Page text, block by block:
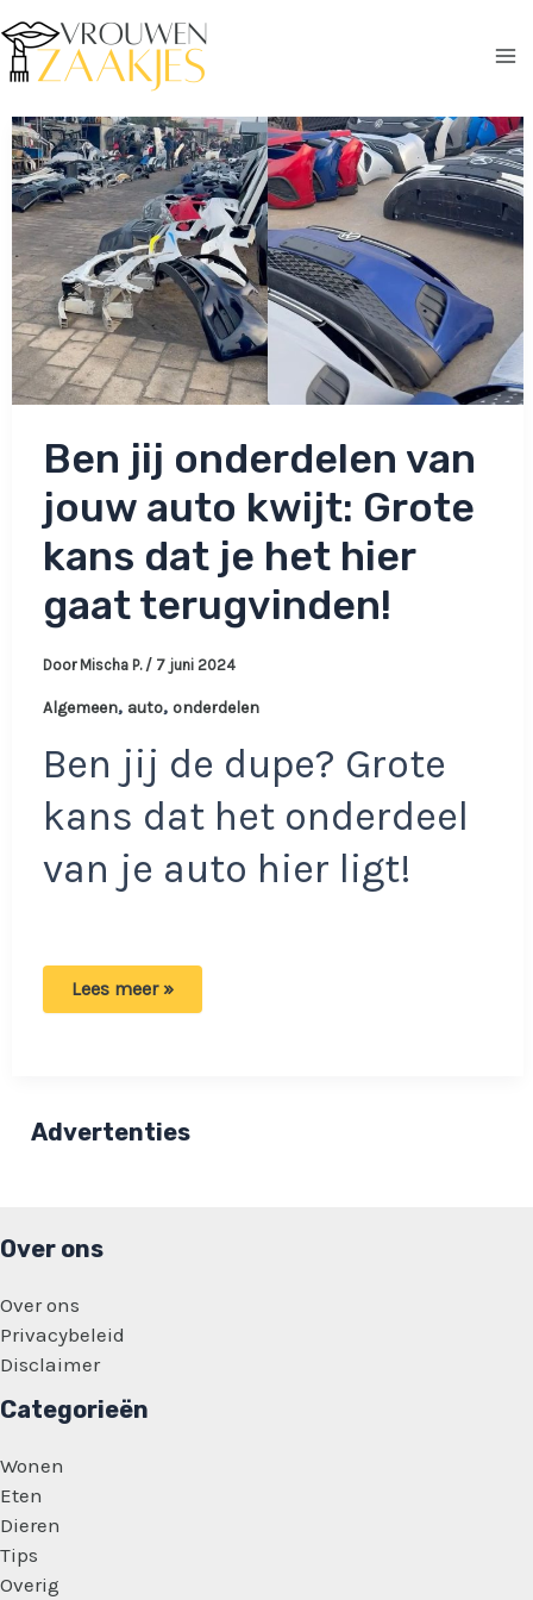
naar
de
Ben jij onderdelen van
jouw auto kwijt: Grote
kans dat je het hier
gaat terugvinden!
Door Mischa P. / 7 juni 2024
Algemeen, auto, onderdelen
Ben jij de dupe? Grote
kans dat het onderdeel
van je auto hier ligt!
Ben
Grote
kans
terugvinden!
Lees meer »
Advertenties
Over ons
Over ons
Privacybeleid
Disclaimer
Categorieën
Wonen
Eten
Dieren
Tips
Overig